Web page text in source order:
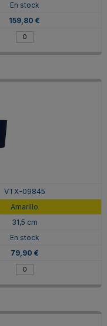
En stock
159,80 €
VTX-09845
Amarillo
31,5 cm
En stock
79,90 €